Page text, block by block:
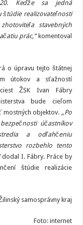
Keďže sa jedná
štúdie realizovateľnosti
stavebných
prác,“komentoval
o úpravu tejto štátnej
útokov a sťažností
ŽSK Ivan Fábry
bude cieľom
mostných objektov. „Po
účastníkov
a odľahčeniu
rozbehlo tento
dodal I. Fábry. Práce by
štúdie realizácie
samosprávny kraj
Foto: internet